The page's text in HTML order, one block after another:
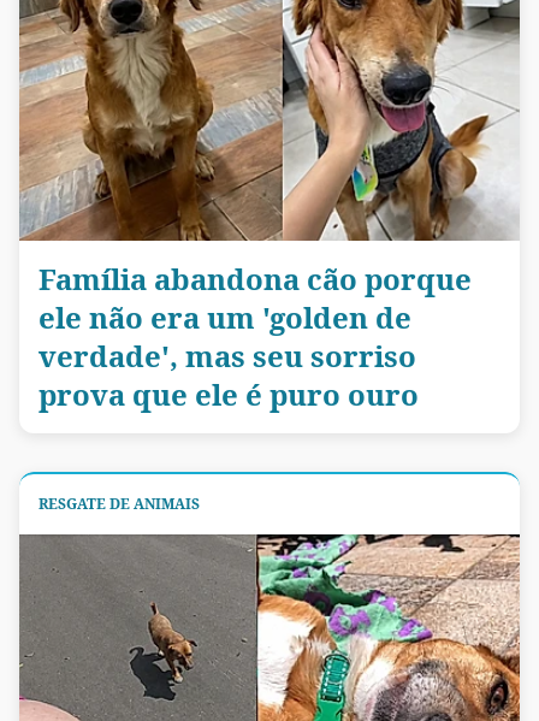
Família abandona cão porque
ele não era um 'golden de
verdade', mas seu sorriso
prova que ele é puro ouro
RESGATE DE ANIMAIS